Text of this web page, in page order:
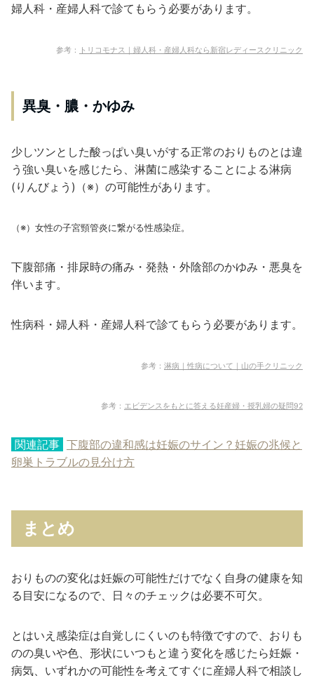
婦人科・産婦人科で診てもらう必要があります。
参考： トリコモナス｜婦人科・産婦人科なら新宿レディースクリニック
異臭・膿・かゆみ
少しツンとした酸っぱい臭いがする正常のおりものとは違
う強い臭いを感じたら、淋菌に感染することによる淋病
(りんびょう)（※）の可能性があります。
（※）女性の子宮頸管炎に繋がる性感染症。
下腹部痛・排尿時の痛み・発熱・外陰部のかゆみ・悪臭を
伴います。
性病科・婦人科・産婦人科で診てもらう必要があります。
参考： 淋病｜性病について｜山の手クリニック
参考： エビデンスをもとに答える妊産婦・授乳婦の疑問92
関連記事 下腹部の違和感は妊娠のサイン？妊娠の兆候と
卵巣トラブルの見分け方
まとめ
おりものの変化は妊娠の可能性だけでなく自身の健康を知
る目安になるので、日々のチェックは必要不可欠。
とはいえ感染症は自覚しにくいのも特徴ですので、おりも
のの臭いや色、形状にいつもと違う変化を感じたら妊娠・
病気、いずれかの可能性を考えてすぐに産婦人科で相談し